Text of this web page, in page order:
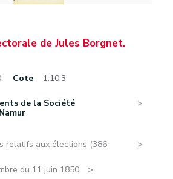
de Jules Borgnet.
Cote 1.10.3
de la Société
relatifs aux élections (386
du 11 juin 1850.